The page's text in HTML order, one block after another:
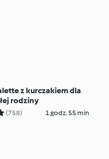
z kurczakiem dla
rodziny
(758) 1 godz. 55 min